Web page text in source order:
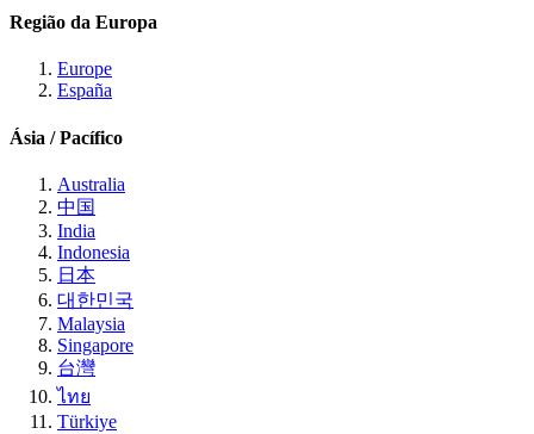
Região da Europa
Europe
España
Ásia / Pacífico
Australia
中国
India
Indonesia
日本
대한민국
Malaysia
Singapore
台灣
ไทย
Türkiye